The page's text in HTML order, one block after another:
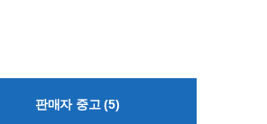
판매자 중고 (5)